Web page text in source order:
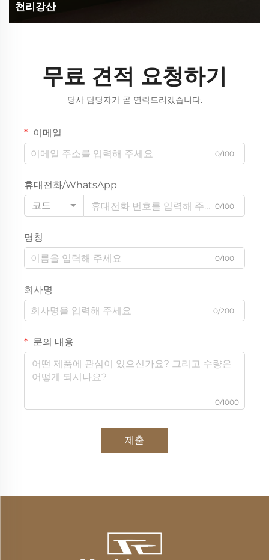
천리강산
무료 견적 요청하기
당사 담당자가 곧 연락드리겠습니다.
이메일
0/100
휴대전화/WhatsApp
코드
0/100
명칭
0/100
회사명
0/200
문의 내용
0/1000
제출